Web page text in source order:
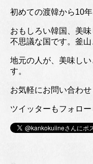
初めての渡韓から10年
おもしろい韓国、美
不思議な国です。釜山
地元の人が、美味し
す。
お気軽にお問い合わ
ツイッターもフォロー